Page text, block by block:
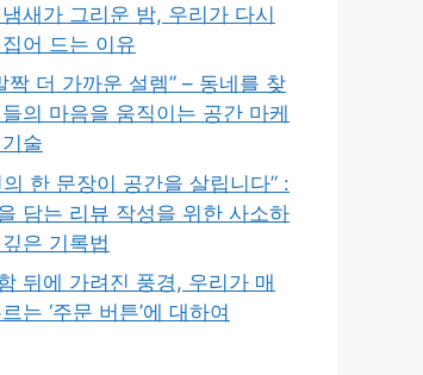
새가 그리운 밤, 우리가 다시
어 드는 이유
짝 더 가까운 설렘” – 동네를 찾
의 마음을 움직이는 공간 마케
술
의 한 문장이 공간을 살립니다” :
담는 리뷰 작성을 위한 사소하
은 기록법
뒤에 가려진 풍경, 우리가 매
는 ‘주문 버튼’에 대하여